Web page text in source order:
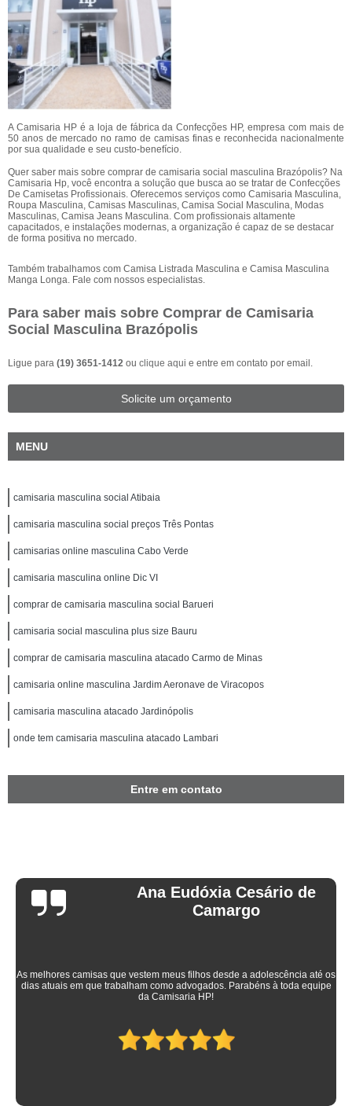
A Camisaria HP é a loja de fábrica da Confecções HP, empresa com mais de
50 anos de mercado no ramo de camisas finas e reconhecida nacionalmente
por sua qualidade e seu custo-benefício.
Quer saber mais sobre comprar de camisaria social masculina Brazópolis? Na
Camisaria Hp, você encontra a solução que busca ao se tratar de Confecções
De Camisetas Profissionais. Oferecemos serviços como Camisaria Masculina,
Roupa Masculina, Camisas Masculinas, Camisa Social Masculina, Modas
Masculinas, Camisa Jeans Masculina. Com profissionais altamente
capacitados, e instalações modernas, a organização é capaz de se destacar
de forma positiva no mercado.
Também trabalhamos com Camisa Listrada Masculina e Camisa Masculina
Manga Longa. Fale com nossos especialistas.
Para saber mais sobre Comprar de Camisaria
Social Masculina Brazópolis
Ligue para (19) 3651-1412 ou clique aqui e entre em contato por email.
Solicite um orçamento
MENU
camisaria masculina social Atibaia
camisaria masculina social preços Três Pontas
camisarias online masculina Cabo Verde
camisaria masculina online Dic VI
comprar de camisaria masculina social Barueri
camisaria social masculina plus size Bauru
comprar de camisaria masculina atacado Carmo de Minas
camisaria online masculina Jardim Aeronave de Viracopos
camisaria masculina atacado Jardinópolis
onde tem camisaria masculina atacado Lambari
Entre em contato
Ana Eudóxia Cesário de
Camargo
As melhores camisas que vestem meus filhos desde a adolescência até os
dias atuais em que trabalham como advogados. Parabéns à toda equipe
da Camisaria HP!